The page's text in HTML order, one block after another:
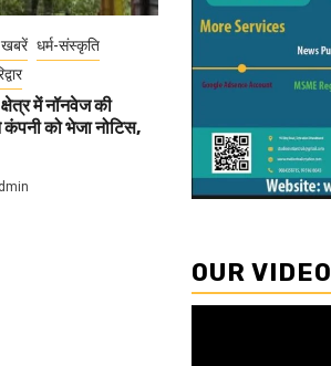
खबरें धर्म-संस्कृति
में नॉनवेज की
कंपनी को भेजा नोटिस,
OUR